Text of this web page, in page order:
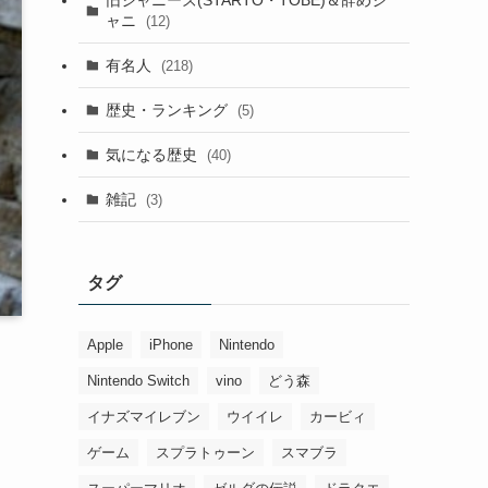
ャニ
(12)
有名人 (218)
歴史・ランキング (5)
気になる歴史 (40)
雑記 (3)
タグ
Apple iPhone Nintendo
Nintendo Switch vino どう森
イナズマイレブン ウイイレ カービィ
ゲーム スプラトゥーン スマブラ